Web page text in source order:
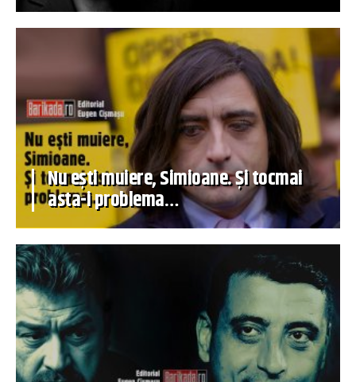
Nu ești muiere, Simioane. Și tocmai
asta-i problema…